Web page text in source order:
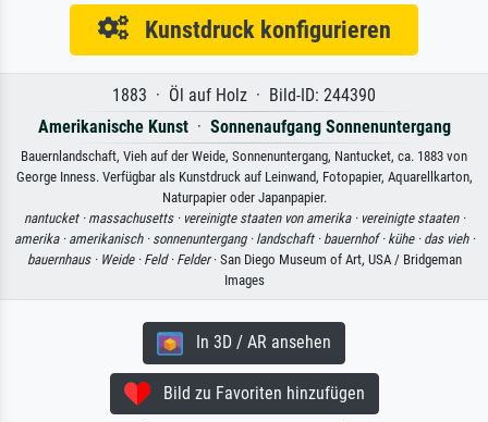
Kunstdruck konfigurieren
1883 · Öl auf Holz · Bild-ID: 244390
Amerikanische Kunst· Sonnenaufgang Sonnenuntergang
Bauernlandschaft, Vieh auf der Weide, Sonnenuntergang, Nantucket, ca. 1883 von
George Inness. Verfügbar als Kunstdruck auf Leinwand, Fotopapier, Aquarellkarton,
Naturpapier oder Japanpapier.
nantucket · massachusetts · vereinigte staaten von amerika · vereinigte staaten ·
amerika · amerikanisch · sonnenuntergang · landschaft · bauernhof · kühe · das vieh ·
bauernhaus · Weide · Feld · Felder· San Diego Museum of Art, USA / Bridgeman
Images
In 3D / AR ansehen
Bild zu Favoriten hinzufügen